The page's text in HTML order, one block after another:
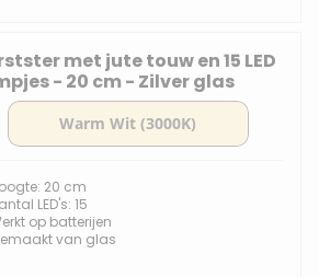
met jute touw en 15 LED
- 20 cm - Zilver glas
20 cm
LED's: 15
op batterijen
van glas